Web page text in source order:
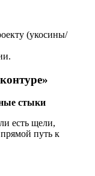
(укосины/
стыки
есть щели,
путь к